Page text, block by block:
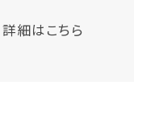
詳細はこちら